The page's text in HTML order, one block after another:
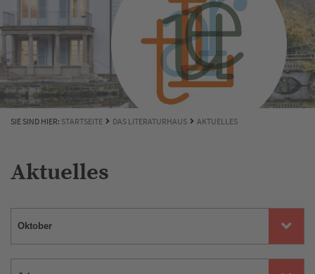
SIE SIND HIER: STARTSEITE DAS LITERATURHAUS AKTUELLES
Aktuelles